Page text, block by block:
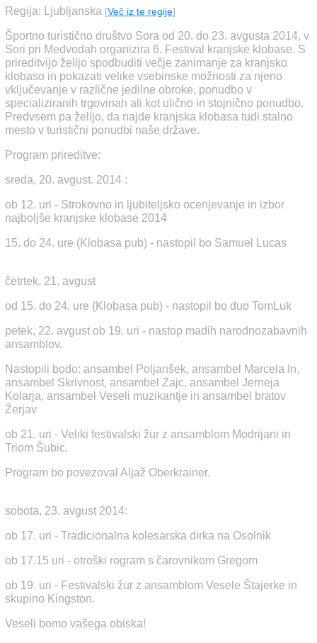
Regija: Ljubljanska [Več iz te regije]
Športno turistično društvo Sora od 20. do 23. avgusta 2014, v
Sori pri Medvodah organizira 6. Festival kranjske klobase. S
prireditvijo želijo spodbuditi večje zanimanje za kranjsko
klobaso in pokazati velike vsebinske možnosti za njeno
vključevanje v različne jedilne obroke, ponudbo v
specializiranih trgovinah ali kot ulično in stojnično ponudbo.
Predvsem pa želijo, da najde kranjska klobasa tudi stalno
mesto v turistični ponudbi naše države.
Program prireditve:
sreda, 20. avgust. 2014 :
ob 12. uri - Strokovno in ljubiteljsko ocenjevanje in izbor
najboljše kranjske klobase 2014
15. do 24. ure (Klobasa pub) - nastopil bo Samuel Lucas
četrtek, 21. avgust
od 15. do 24. ure (Klobasa pub) - nastopil bo duo TomLuk
petek, 22. avgust ob 19. uri - nastop madih narodnozabavnih
ansamblov.
Nastopili bodo: ansambel Poljanšek, ansambel Marcela In,
ansambel Skrivnost, ansambel Zajc, ansambel Jerneja
Kolarja, ansambel Veseli muzikantje in ansambel bratov
Žerjav
ob 21. uri - Veliki festivalski žur z ansamblom Modrijani in
Triom Šubic.
Program bo povezoval Aljaž Oberkrainer.
sobota, 23. avgust 2014:
ob 17. uri - Tradicionalna kolesarska dirka na Osolnik
ob 17.15 uri - otroški rogram s čarovnikom Gregom
ob 19. uri - Festivalski žur z ansamblom Vesele Štajerke in
skupino Kingston.
Veseli bomo vašega obiska!